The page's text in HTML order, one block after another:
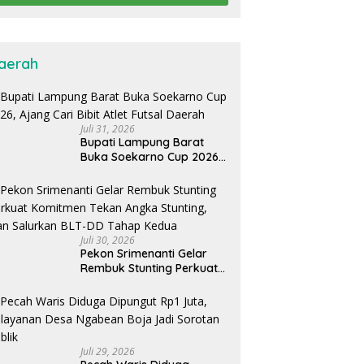
Juli 31, 2026
Bupati Lampung Barat
Buka Soekarno Cup 2026,
Daerah
Juli 30, 2026
Pekon Srimenanti Gelar
Rembuk Stunting Perkuat
Stunting, Dan Salurkan
BLT-DD Tahap Kedua
Juli 29, 2026